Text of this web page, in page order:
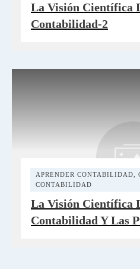
La Visión Científica
Contabilidad-2
APRENDER CONTABILIDAD
CONTABILIDAD
La Visión Científica
Contabilidad Y Las